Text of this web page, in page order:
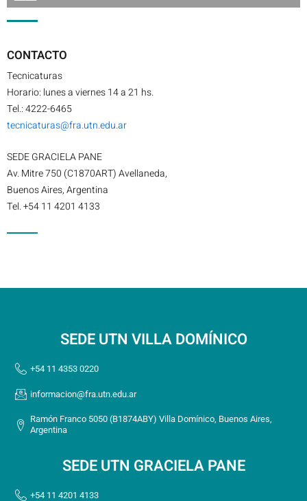
CONTACTO
Tecnicaturas
Horario: lunes a viernes 14 a 21 hs.
Tel.: 4222-6465
tecnicaturas@fra.utn.edu.ar
SEDE GRACIELA PANE
Av. Mitre 750 (C1870ART) Avellaneda,
Buenos Aires, Argentina
Tel. +54 11 4201 4133
SEDE UTN VILLA DOMÍNICO
+54 11 4353 0220
informacion@fra.utn.edu.ar
Ramón Franco 5050 (B1874ABY) Villa Domínico, Buenos Aires,
Argentina
SEDE UTN GRACIELA PANE
+54 11 4201 4133